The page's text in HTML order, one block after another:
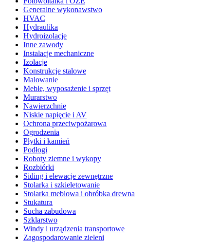
Generalne wykonawstwo
HVAC
Hydraulika
Hydroizolacje
Inne zawody
Instalacje mechaniczne
Izolacje
Konstrukcje stalowe
Malowanie
Meble, wyposażenie i sprzęt
Murarstwo
Nawierzchnie
Niskie napięcie i AV
Ochrona przeciwpożarowa
Ogrodzenia
Płytki i kamień
Podłogi
Roboty ziemne i wykopy
Rozbiórki
Siding i elewacje zewnętrzne
Stolarka i szkieletowanie
Stolarka meblowa i obróbka drewna
Stukatura
Sucha zabudowa
Szklarstwo
Windy i urządzenia transportowe
Zagospodarowanie zieleni